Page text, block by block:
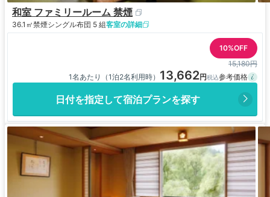
和室 ファミリールーム 禁煙
36.1㎡禁煙シングル布団 5 組客室の詳細
10%OFF
15,180円
1名あたり（1泊2名利用時） 13,662
日付を指定して宿泊プランを探す